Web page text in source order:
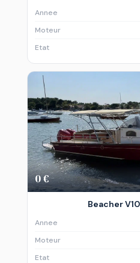
Annee
Moteur
Etat
0 €
Beacher
Annee
Moteur
Etat